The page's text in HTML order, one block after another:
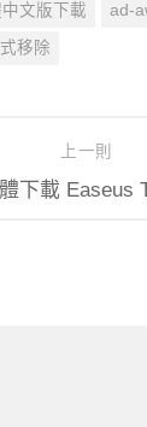
文版下載 ad-
移除
上一則
下載 Easeus